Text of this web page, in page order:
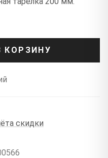
КОРЗИНУ
скидки